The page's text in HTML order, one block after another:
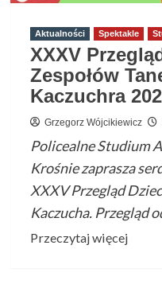
Aktualności Spektakle
XXXV
Zespołów
Kaczuchra
Grzegorz Wójcikiewicz
Policealne Studium
Krośnie zaprasza
XXXV Przegląd
Kaczucha. Przegląd
Przeczytaj więcej